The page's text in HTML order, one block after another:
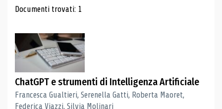
Risultati di ricerca
Documenti trovati: 1
ChatGPT e strumenti di Intelligenza Artificiale
Francesca Gualtieri, Serenella Gatti, Roberta Maoret,
Federica Viazzi, Silvia Molinari